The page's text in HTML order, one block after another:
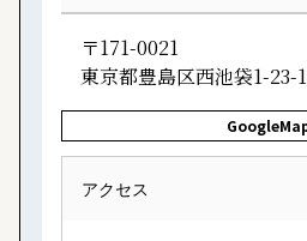
〒171-0021
東京都豊島区西池袋1-23-
アクセス